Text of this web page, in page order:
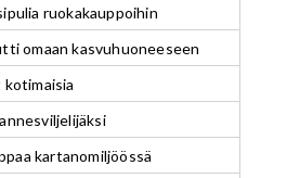
ruokakauppoihin
omaan kasvuhuoneeseen
kartanomiljöössä